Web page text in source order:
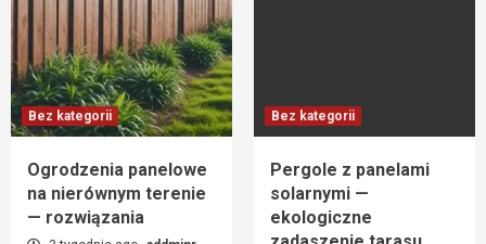
Bez kategorii
Ogrodzenia panelowe
na nierównym terenie
— rozwiązania
Bez kategorii
Pergole z panelami
solarnymi —
ekologiczne